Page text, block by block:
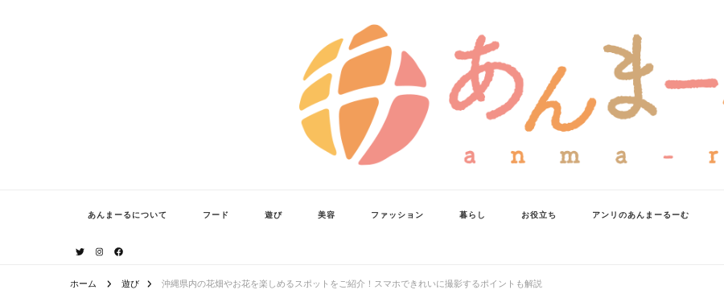
あんまーるについて フード 遊び 美容 ファッション 暮らし お役立ち アンリのあんまーるーむ
ホーム 遊び 沖縄県内の花畑やお花を楽しめるスポットをご紹介！スマホできれいに撮影するポイントも解説